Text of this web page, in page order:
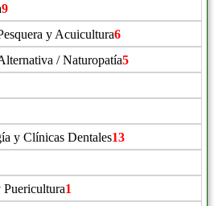
9
y Acuicultura6
/ Naturopatía5
y Clínicas Dentales13
Puericultura1